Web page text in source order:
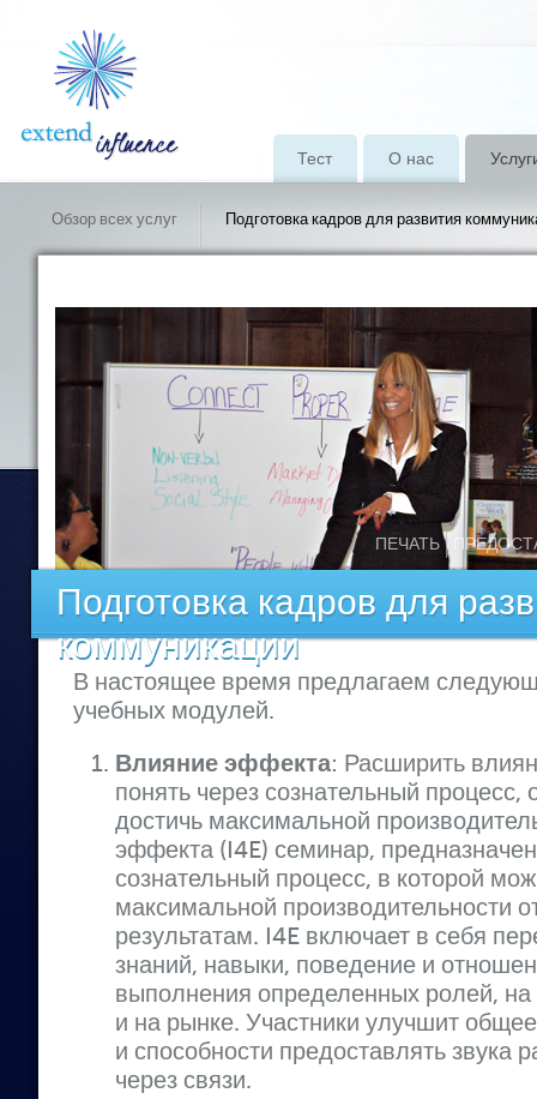
Тест О нас
Обзор всех услуг Подготовка кадров для развития
ПЕЧАТЬ
Подготовка кадров для
коммуникации
В настоящее время предлагаем
учебных модулей.
Влияние эффекта: Расширить
понять через сознательный процесс,
достичь максимальной
эффекта (I4E) семинар,
сознательный процесс, в которой
максимальной производительности
результатам. I4E включает в себя
знаний, навыки, поведение и
выполнения определенных ролей,
и на рынке. Участники улучшит
и способности предоставлять звука
через связи.